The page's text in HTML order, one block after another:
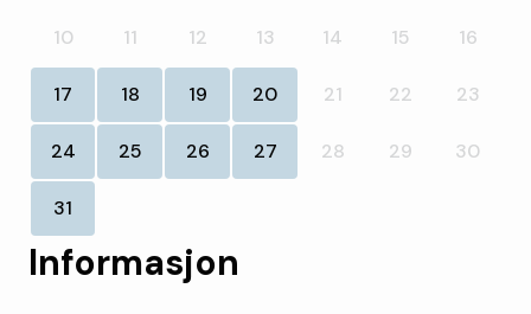
10 11 12 13 14 15 16
17 18 19 20 21 22 23
24 25 26 27 28 29 30
31
Informasjon